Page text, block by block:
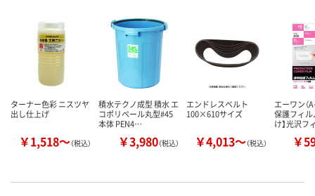
数量
カゴへ
数量
カゴへ カ
ターナー色彩 ニスツヤ
出し仕上げ
￥1,518～（税込）
積水テクノ成型 積水 エ
コポリペール丸型#45
本体 PEN4…
￥3,980（税込）
エンドレスベルト
100×610サイズ
￥4,013～（税込）
エーワン（
保護フィル
け】光沢フ
￥